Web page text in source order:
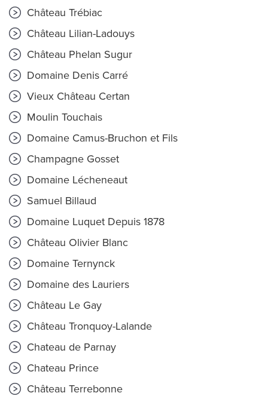
Château Trébiac
Château Lilian-Ladouys
Château Phelan Sugur
Domaine Denis Carré
Vieux Château Certan
Moulin Touchais
Domaine Camus-Bruchon et Fils
Champagne Gosset
Domaine Lécheneaut
Samuel Billaud
Domaine Luquet Depuis 1878
Château Olivier Blanc
Domaine Ternynck
Domaine des Lauriers
Château Le Gay
Château Tronquoy-Lalande
Chateau de Parnay
Chateau Prince
Château Terrebonne